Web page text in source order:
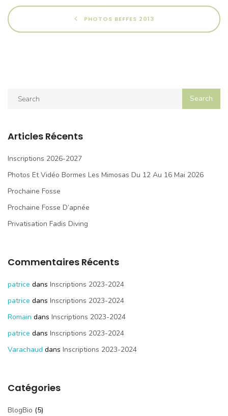
PHOTOS BEFFES 2013
Articles Récents
Inscriptions 2026-2027
Photos Et Vidéo Bormes Les Mimosas Du 12 Au 16 Mai 2026
Prochaine Fosse
Prochaine Fosse D’apnée
Privatisation Fadis Diving
Commentaires Récents
patrice dans Inscriptions 2023-2024
patrice dans Inscriptions 2023-2024
Romain dans Inscriptions 2023-2024
patrice dans Inscriptions 2023-2024
Varachaud dans Inscriptions 2023-2024
Catégories
BlogBio (5)